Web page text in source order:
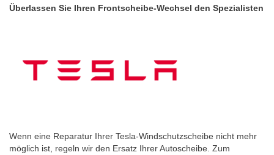
Überlassen Sie Ihren Frontscheibe-Wechsel den Spezialisten
Wenn eine Reparatur Ihrer Tesla-Windschutzscheibe nicht mehr
möglich ist, regeln wir den Ersatz Ihrer Autoscheibe. Zum